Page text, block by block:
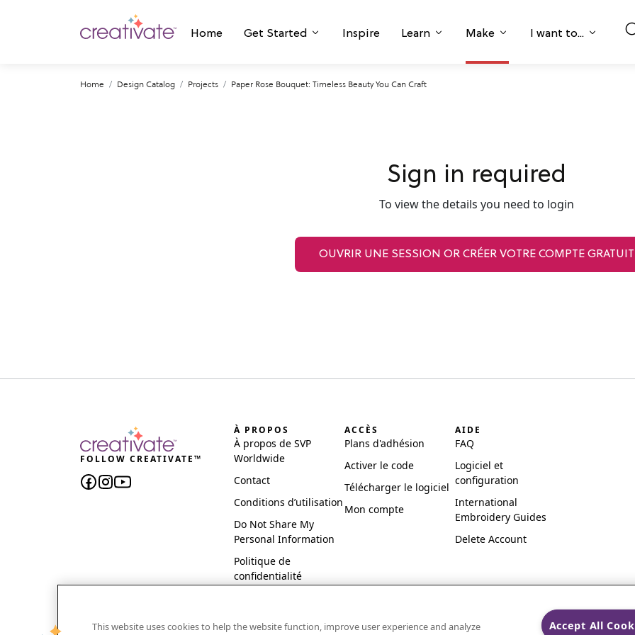
Home Get Started Inspire Learn Make I want to...
Home Design Catalog Projects Paper Rose Bouquet: Timeless Beauty You Can Craft
Sign in required
To view the details you need to login
OUVRIR UNE SESSION OR CRÉER VOTRE COMPTE GRATUIT
FOLLOW CREATIVATE™
À PROPOS
À propos de SVP
Worldwide
Contact
Conditions d’utilisation
Do Not Share My
Personal Information
Politique de
confidentialité
ACCÈS
Plans d'adhésion
Activer le code
Télécharger le logiciel
Mon compte
AIDE
FAQ
Logiciel et
configuration
International
Embroidery Guides
Delete Account
This website uses cookies to help the website function, improve user experience and analyze
Accept All